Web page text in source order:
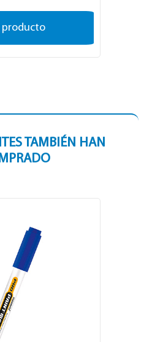
producto
TAMBIÉN HAN